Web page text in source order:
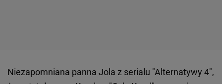
Niezapomniana panna Jola z serialu "Alternatywy 4",